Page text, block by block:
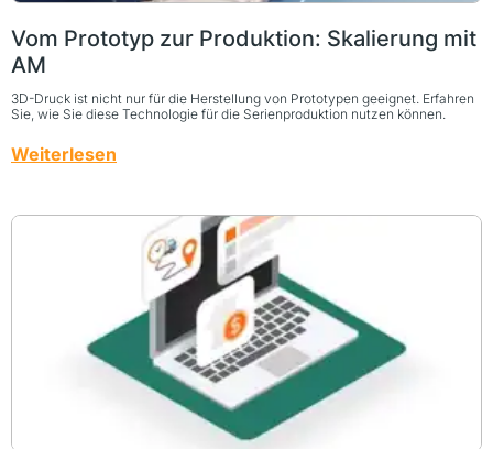
Vom Prototyp zur Produktion: Skalierung mit
AM
3D-Druck ist nicht nur für die Herstellung von Prototypen geeignet. Erfahren
Sie, wie Sie diese Technologie für die Serienproduktion nutzen können.
Weiterlesen